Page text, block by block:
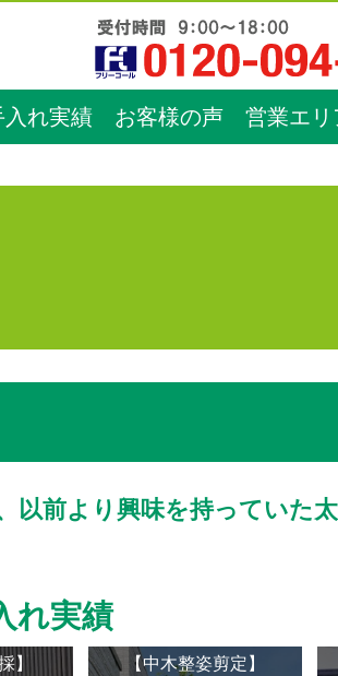
入れ実績 お客様の声 営業エリ
以前より興味を持っていた
れ実績
】
【中木整姿剪定】